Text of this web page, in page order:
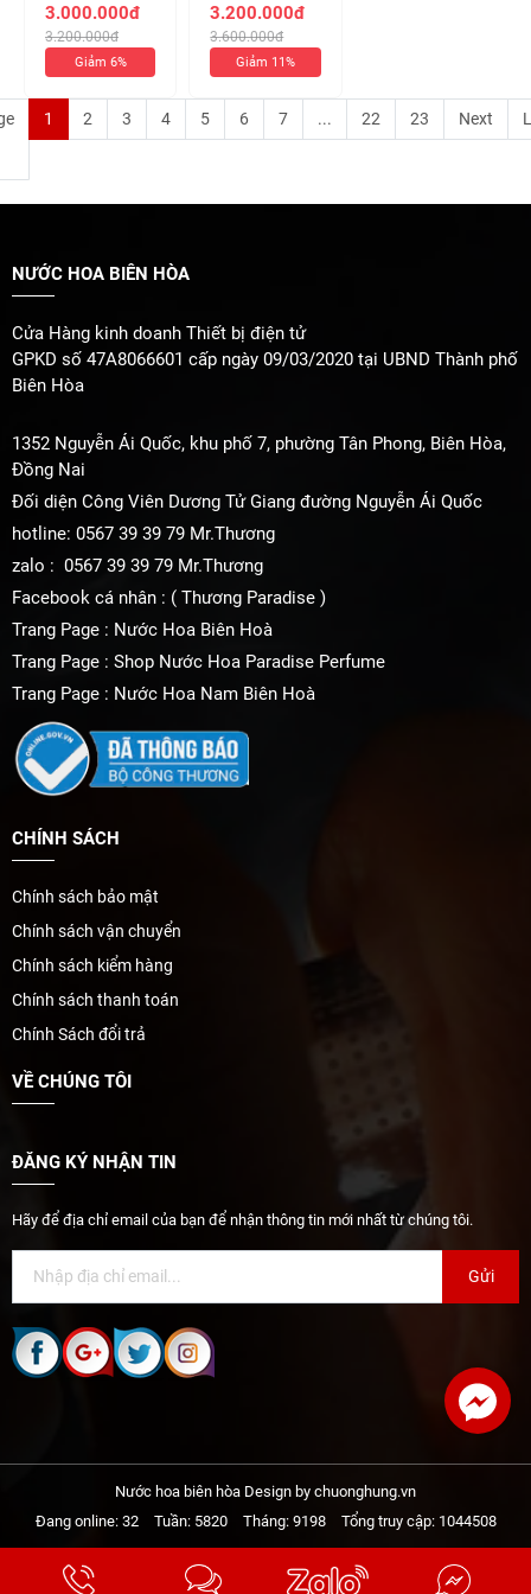
Sự kết hợp của xạ hương và vani tạo nên sự ngọt ngào, gợi cảm,
trong khi gỗ đàn hương và gỗ cashmere mang đến cảm giác ấm
Hương đầu:Cam Bergamot.
Hương giữa: Hoa linh lan thung lũng, Hoa phong lữ, Hoa
hồng de Mai (tháng năm), Hoa nhài, Hoa ngọc lan tây, Hoa
vòi voi, Hoa tím, Quả mâm xôi, Quả đào.
Lá hoa tím, Quế, Gỗ tuyết tùng, Gỗ Cashmere,
Gỗ đàn hương, Hương Va ni, Hoa diên vĩ (Orris), Cây vông
vang, Xạ hương.
Thương hiệu
Xuất xứ thương hiệu
Dung tích
Giới tính
Nhóm hương
Độ tỏa hương
Born In Roma
Intense Edp
100ml (chiết
10ml 350k)
3.000.000đ
3.200.000đ
Giảm 6%
MUSC BLANC
For Her EDP
Intense 100ml (
Chiết 10ml 370k
)
3.200.000đ
3.600.000đ
Giảm 11%
1 2 3 4 5 6 7 ... 22 23 Next
NƯỚC HOA BIÊN HÒA
Cửa Hàng kinh doanh Thiết bị điện tử
GPKD số 47A8066601 cấp ngày 09/03/2020 tại UBND Thành phố
Biên Hòa
1352 Nguyễn Ái Quốc, khu phố 7, phường Tân Phong, Biên Hòa,
Đồng Nai
Đối diện Công Viên Dương Tử Giang đường Nguyễn Ái Quốc
hotline: 0567 39 39 79 Mr.Thương
zalo : 0567 39 39 79 Mr.Thương
Facebook cá nhân : ( Thương Paradise )
Trang Page : Nước Hoa Biên Hoà
Trang Page : Shop Nước Hoa Paradise Perfume
Trang Page : Nước Hoa Nam Biên Hoà
CHÍNH SÁCH
Chính sách bảo mật
Chính sách vận chuyển
Chính sách kiểm hàng
Chính sách thanh toán
Chính Sách đổi trả
VỀ CHÚNG TÔI
ĐĂNG KÝ NHẬN TIN
Hãy để địa chỉ email của bạn để nhận thông tin mới nhất từ chúng tôi.
Gửi
Nước hoa biên hòa Design by chuonghung.vn
Đang online: 32
Tuần: 5820 Tháng: 9198 Tổng truy cập: 1044508